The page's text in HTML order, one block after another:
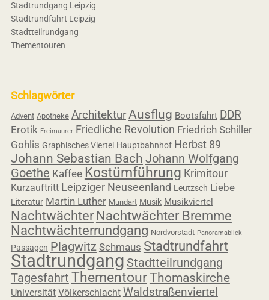
Stadtrundgang Leipzig
Stadtrundfahrt Leipzig
Stadtteilrundgang
Thementouren
Schlagwörter
Advent Apotheke ArchitekturAusflug Bootsfahrt DDR
Erotik Freimaurer Friedliche Revolution Friedrich Schiller
Gohlis Graphisches Viertel Hauptbahnhof Herbst 89
Johann Sebastian Bach Johann Wolfgang
Goethe Kaffee Kostümführung Krimitour
Kurzauftritt Leipziger Neuseenland Leutzsch Liebe
Literatur Martin Luther Mundart Musik Musikviertel
NachtwächterNachtwächter Bremme
Nachtwächterrundgang Nordvorstadt Panoramablick
Passagen Plagwitz Schmaus Stadtrundfahrt
Stadtrundgang Stadtteilrundgang
Tagesfahrt ThementourThomaskirche
Universität Völkerschlacht Waldstraßenviertel